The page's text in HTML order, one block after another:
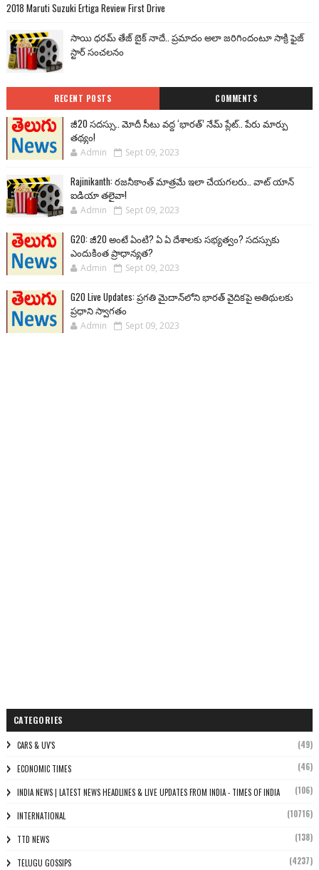
2018 Maruti Suzuki Ertiga Review First Drive
సాయి ధరమ్ తేజ్ బైక్ నాదే.. ప్రమాదం అలా జరిగిందంటూ సాక్రి ఫైజ్
స్టార్ సంచలనం
RECENT POSTS COMMENTS
జీ20 సదస్సు.. మోదీ సీటు వద్ద ‘భారత్’ నేమ్ ప్లేట్‌.. పేరు మార్పు
తథ్యం!
Admin Sept 09, 2023
Rajinikanth: రజనీకాంత్ మాత్రమే ఇలా చేయగలరు.. వాట్ యాన్
ఐడియా తలైవా!
Admin Sept 09, 2023
G20: జీ20 అంటే ఏంటి? ఏ ఏ దేశాలకు సభ్యత్వం? సదస్సుకు
ఎందుకింత ప్రాధాన్యత?
Admin Sept 09, 2023
G20 Live Updates: ప్రగతి మైదాన్‌లోని భారత్ వైదికపై అతిథులకు
ప్రధాని స్వాగతం
Admin Sept 09, 2023
CATEGORIES
CARS & UV'S (49)
ECONOMIC TIMES (46)
INDIA NEWS | LATEST NEWS HEADLINES & LIVE UPDATES FROM INDIA - TIMES OF INDIA (106)
INTERNATIONAL (10716)
TTD NEWS (138)
TELUGU GOSSIPS (4237)